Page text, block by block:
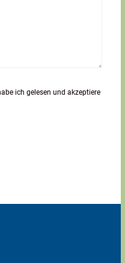
ich gelesen und akzeptiere